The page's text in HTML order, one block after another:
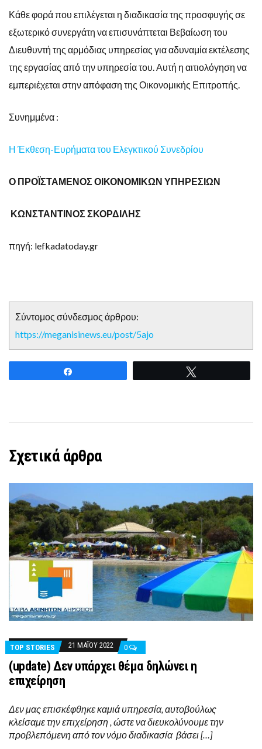
Κάθε φορά που επιλέγεται η διαδικασία της προσφυγής σε
εξωτερικό συνεργάτη να επισυνάπτεται Βεβαίωση του
Διευθυντή της αρμόδιας υπηρεσίας για αδυναμία εκτέλεσης
της εργασίας από την υπηρεσία του. Αυτή η αιτιολόγηση να
εμπεριέχεται στην απόφαση της Οικονομικής Επιτροπής.
Συνημμένα :
Η Έκθεση-Ευρήματα του Ελεγκτικού Συνεδρίου
Ο ΠΡΟΪΣΤΑΜΕΝΟΣ ΟΙΚΟΝΟΜΙΚΩΝ ΥΠΗΡΕΣΙΩΝ
ΚΩΝΣΤΑΝΤΙΝΟΣ ΣΚΟΡΔΙΛΗΣ
πηγή: lefkadatoday.gr
Σύντομος σύνδεσμος άρθρου:
https://meganisinews.eu/post/5ajo
Σχετικά άρθρα
TOP STORIES 21 ΜΑΪ́ΟΥ 2022 0
(update) Δεν υπάρχει θέμα δηλώνει η
επιχείρηση
Δεν μας επισκέφθηκε καμιά υπηρεσία, αυτοβούλως
κλείσαμε την επιχείρηση , ώστε να διευκολύνουμε την
προβλεπόμενη από τον νόμο διαδικασία βάσει […]